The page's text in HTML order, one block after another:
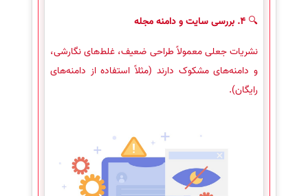
🔍 4. بررسی سایت و دامنه مجله
نشریات جعلی معمولاً طراحی ضعیف، غلط‌های نگارشی،
و دامنه‌های مشکوک دارند (مثلاً استفاده از دامنه‌های
رایگان).